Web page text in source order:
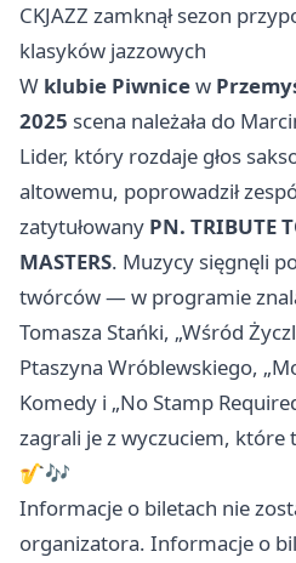
CKJAZZ zamknął sezon
klasyków jazzowych
W klubie Piwnicew
2025 scena należała do
Lider, który rozdaje głos
altowemu, poprowadził
zatytułowany PN. TRIBUTE
MASTERS. Muzycy sięgnęli
twórców — w programie
Tomasza Stańki, „Wśród
Ptaszyna Wróblewskiego,
Komedy i „No Stamp
zagrali je z wyczuciem, które
🎷🎶
Informacje o biletach nie
organizatora. Informacje o